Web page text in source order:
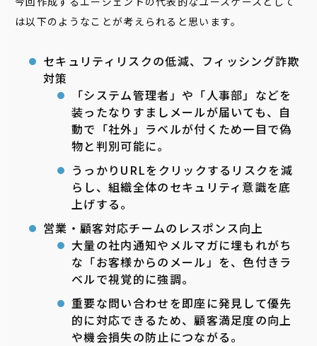
は以下のようなことが考えられると思います。
セキュリティリスクの低減、フィッシング詐欺
対策
「システム管理者」や「人事部」などを
装ったなりすましメールが届いても、自
動で「社外」ラベルが付くため一目で偽
物と判別可能に。
うっかりURLをクリックするリスクを減
らし、組織全体のセキュリティ意識を底
上げする。
営業・顧客対応チームのレスポンス向上
大量の社内通知やメルマガに埋もれがち
な「お客様からのメール」を、色付きラ
ベルで視覚的に強調。
重要な問い合わせを即座に発見して優先
的に対応できるため、顧客満足度の向上
や機会損失の防止につながる。